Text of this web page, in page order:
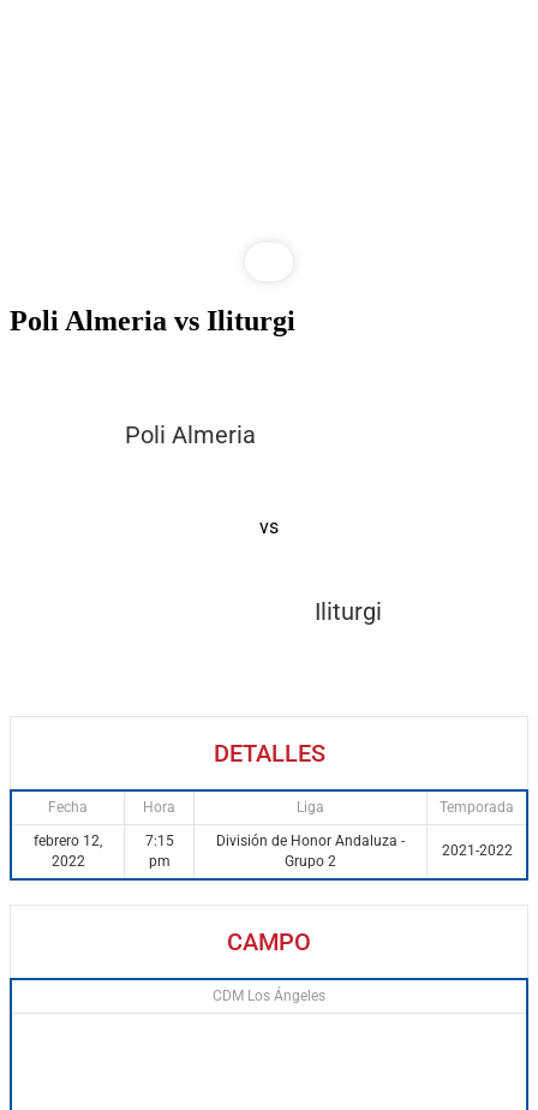
Poli Almeria vs Iliturgi
Poli Almeria
vs
Iliturgi
DETALLES
Fecha Hora Liga
Temporada
febrero 12,
2022
7:15
pm
División de Honor Andaluza -
Grupo 2
2021-2022
CAMPO
CDM Los Ángeles